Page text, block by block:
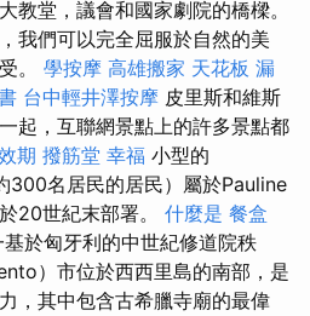
教堂，議會和國家劇院的橋樑。
我們可以完全屈服於自然的美
。 學按摩 高雄搬家 天花板 漏
台中輕井澤按摩 皮里斯和維斯
起，互聯網景點上的許多景點都
期 撥筋堂 幸福 小型的
300名居民的居民）屬於Pauline
20世紀末部署。 什麼是 餐盒
於匈牙利的中世紀修道院秩
）市位於西西里島的南部，是
，其中包含古希臘寺廟的最偉